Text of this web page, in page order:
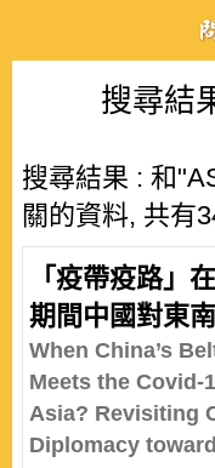
搜尋結
搜尋結果 : 和
關的資料, 共有
「疫帶疫路」
期間中國對東
When China’s
Meets the Covid-
Asia? Revisiting
Diplomacy